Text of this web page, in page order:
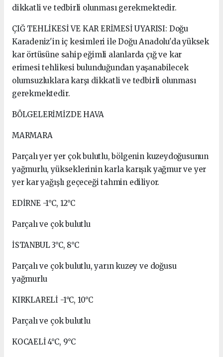
dikkatli ve tedbirli olunması gerekmektedir.
ÇIĞ TEHLİKESİ VE KAR ERİMESİ UYARISI: Doğu
Karadeniz'in iç kesimleri ile Doğu Anadolu'da yüksek
kar örtüsüne sahip eğimli alanlarda çığ ve kar
erimesi tehlikesi bulunduğundan yaşanabilecek
olumsuzluklara karşı dikkatli ve tedbirli olunması
gerekmektedir.
BÖLGELERİMİZDE HAVA
MARMARA
Parçalı yer yer çok bulutlu, bölgenin kuzeydoğusunun
yağmurlu, yükseklerinin karla karışık yağmur ve yer
yer kar yağışlı geçeceği tahmin ediliyor.
EDİRNE -1°C, 12°C
Parçalı ve çok bulutlu
İSTANBUL 3°C, 8°C
Parçalı ve çok bulutlu, yarın kuzey ve doğusu
yağmurlu
KIRKLARELİ -1°C, 10°C
Parçalı ve çok bulutlu
KOCAELİ 4°C, 9°C